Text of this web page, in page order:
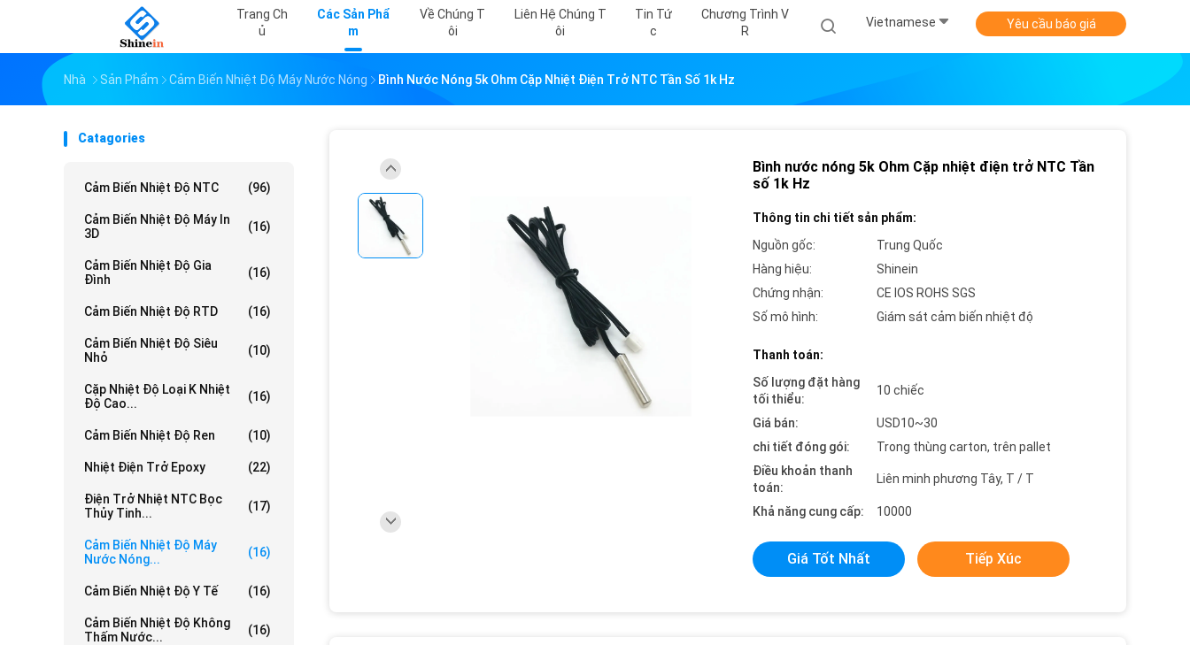
Trang Ch
Ủ
Các Sản Phẩ
M
Về Chúng T
Ôi
Liên Hệ Chúng T
Ôi
Tin Tứ
C
Chương Trình V
R
Vietnamese Yêu cầu báo giá
Nhà Sản Phẩm Cảm Biến Nhiệt Độ Máy Nước Nóng Bình Nước Nóng 5k Ohm Cặp Nhiệt Điện Trở NTC Tần Số 1k Hz
Catagories
Cảm Biến Nhiệt Độ NTC (96)
Cảm Biến Nhiệt Độ Máy In
3D
(16)
Cảm Biến Nhiệt Độ Gia
Đình
(16)
Cảm Biến Nhiệt Độ RTD (16)
Cảm Biến Nhiệt Độ Siêu
Nhỏ
(10)
Cặp Nhiệt Độ Loại K Nhiệt
Độ Cao...
(16)
Cảm Biến Nhiệt Độ Ren (10)
Nhiệt Điện Trở Epoxy (22)
Điện Trở Nhiệt NTC Bọc
Thủy Tinh...
(17)
Cảm Biến Nhiệt Độ Máy
Nước Nóng...
(16)
Cảm Biến Nhiệt Độ Y Tế (16)
Cảm Biến Nhiệt Độ Không
Thấm Nước...
(16)
Bình nước nóng 5k Ohm Cặp nhiệt điện trở NTC Tần
số 1k Hz
Thông tin chi tiết sản phẩm:
Nguồn gốc:
Trung Quốc
Hàng hiệu:
Shinein
Chứng nhận:
CE IOS ROHS SGS
Số mô hình:
Giám sát cảm biến nhiệt độ
Thanh toán:
Số lượng đặt hàng
tối thiểu:
10 chiếc
Giá bán:
USD10~30
chi tiết đóng gói:
Trong thùng carton, trên pallet
Điều khoản thanh
toán:
Liên minh phương Tây, T / T
Khả năng cung cấp: 10000
Giá Tốt Nhất Tiếp Xúc